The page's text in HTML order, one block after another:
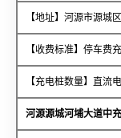
【地址】河源市源城
【收费标准】停车费
【充电桩数量】直流
河源源城河埔大道中